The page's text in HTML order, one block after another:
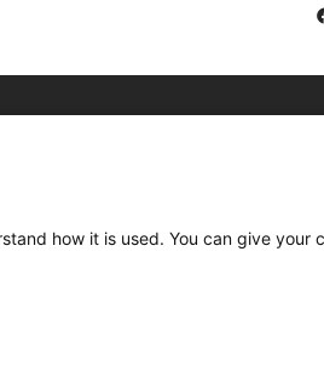
how it is used. You can give